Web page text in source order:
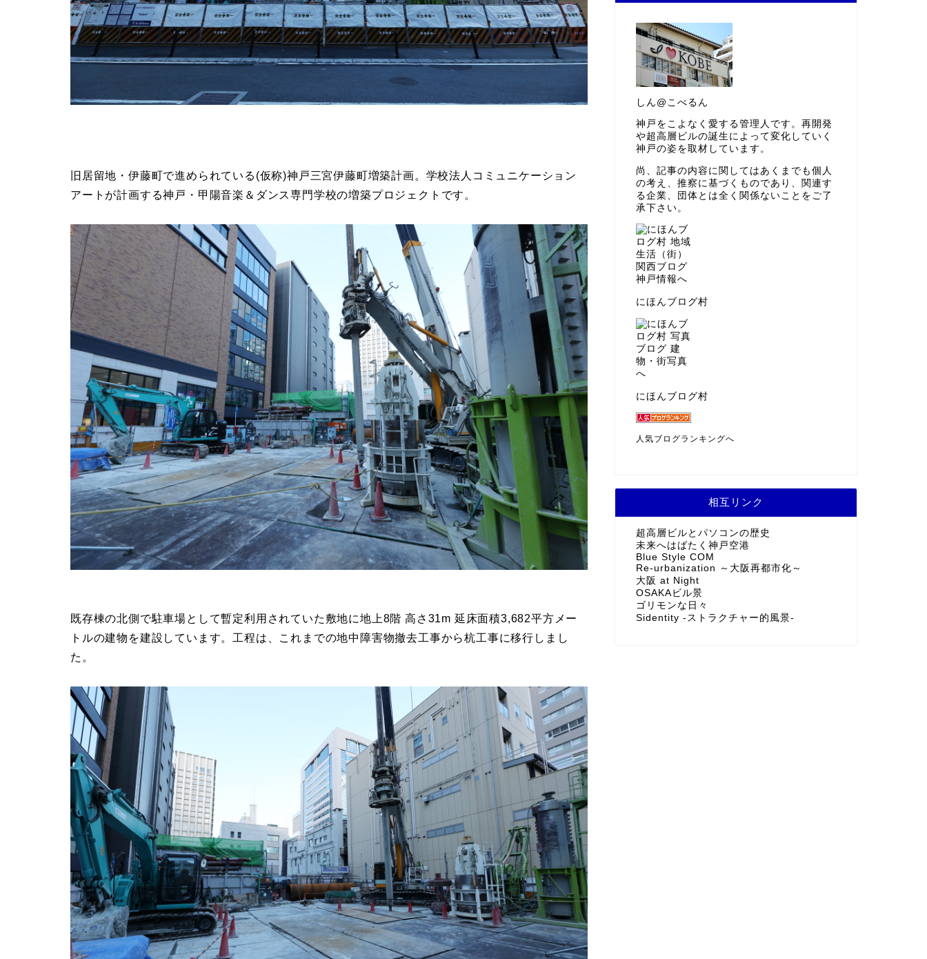
旧居留地・伊藤町で進められている(仮称)神戸三宮伊藤町増築計画。学校法人コミュニケーション
アートが計画する神戸・甲陽音楽＆ダンス専門学校の増築プロジェクトです。
既存棟の北側で駐車場として暫定利用されていた敷地に地上8階 高さ31m 延床面積3,682平方メー
トルの建物を建設しています。工程は、これまでの地中障害物撤去工事から杭工事に移行しまし
た。
しん@こべるん
神戸をこよなく愛する管理人です。再開発
や超高層ビルの誕生によって変化していく
神戸の姿を取材しています。
尚、記事の内容に関してはあくまでも個人
の考え、推察に基づくものであり、関連す
る企業、団体とは全く関係ないことをご了
承下さい。
にほんブログ村
にほんブログ村
人気ブログランキングへ
相互リンク
超高層ビルとパソコンの歴史
未来へはばたく神戸空港
Blue Style COM
Re-urbanization ～大阪再都市化～
大阪 at Night
OSAKAビル景
ゴリモンな日々
Sidentity -ストラクチャー的風景-